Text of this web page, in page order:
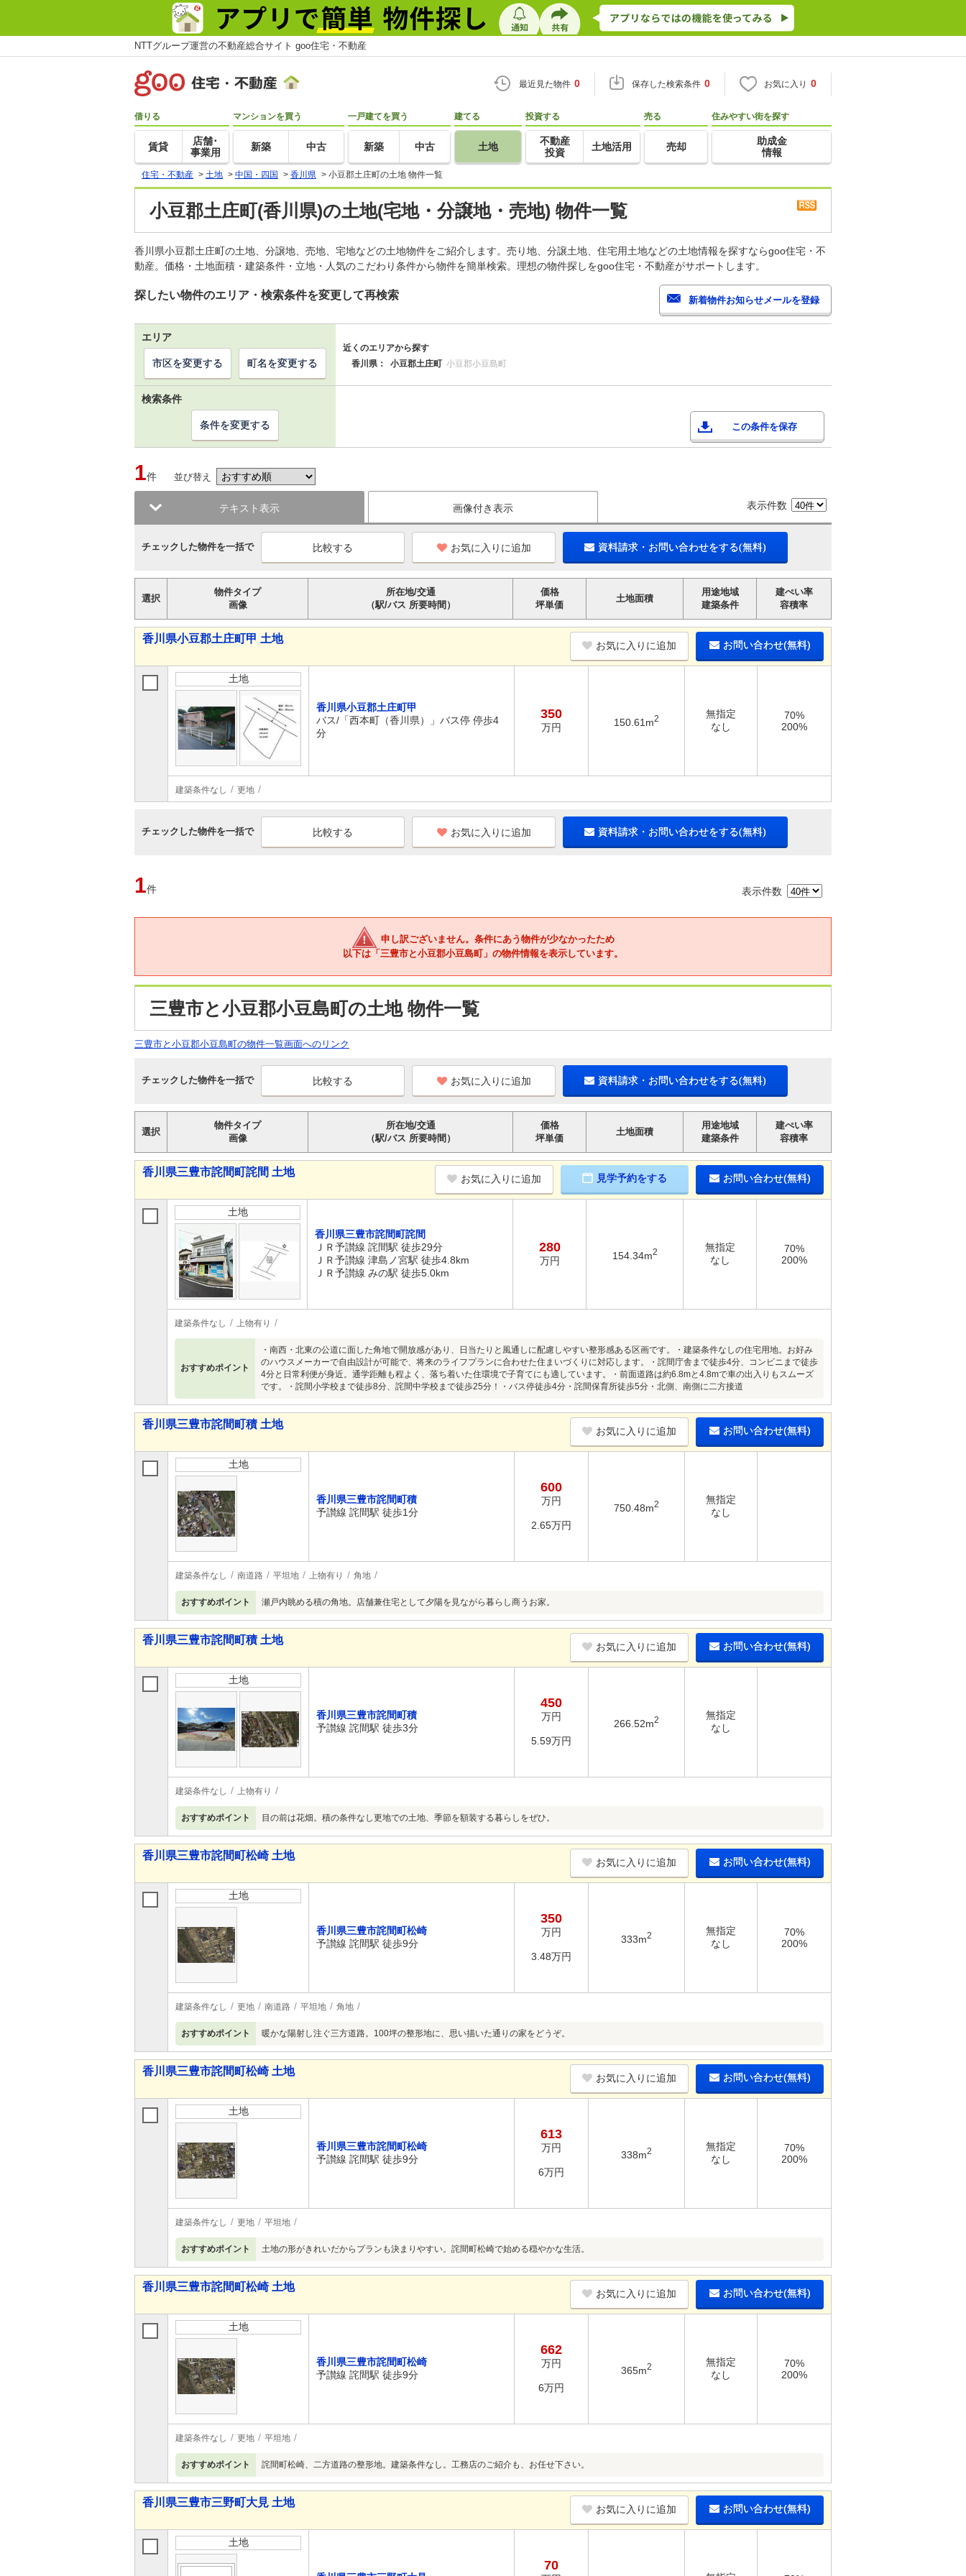
NTTグループ運営の不動産総合サイト goo住宅・不動産
最近見た物件 0 保存した検索条件 0 お気に入り 0
借りる
賃貸
店舗･
事業用
マンションを買う
新築 中古
一戸建てを買う
新築 中古
建てる
土地
投資する
不動産
投資
土地活用
売る
売却
住みやすい街を探す
助成金
情報
住宅・不動産 > 土地 > 中国・四国 > 香川県 > 小豆郡土庄町の土地 物件一覧
小豆郡土庄町(香川県)の土地(宅地・分譲地・売地) 物件一覧
香川県小豆郡土庄町の土地、分譲地、売地、宅地などの土地物件をご紹介します。売り地、分譲土地、住宅用土地などの土地情報を探すならgoo住宅・不
動産。価格・土地面積・建築条件・立地・人気のこだわり条件から物件を簡単検索。理想の物件探しをgoo住宅・不動産がサポートします。
探したい物件のエリア・検索条件を変更して再検索
エリア
近くのエリアから探す
香川県：
小豆郡土庄町 小豆郡小豆島町
市区を変更する 町名を変更する
検索条件
この条件を保存
条件を変更する
1件 並び替え
テキスト表示 画像付き表示 表示件数
チェックした物件を一括で お気に入りに追加 資料請求・お問い合わせをする(無料)
選択
物件タイプ
画像
所在地/交通
（駅/バス 所要時間）
価格
坪単価
土地面積
用途地域
建築条件
建ぺい率
容積率
香川県小豆郡土庄町甲 土地
お気に入りに追加 お問い合わせ(無料)
土地
香川県小豆郡土庄町甲
バス/「西本町（香川県）」バス停 停歩4
分
350
万円 150.61m2
無指定
なし
70%
200%
建築条件なし 更地
チェックした物件を一括で お気に入りに追加 資料請求・お問い合わせをする(無料)
1件 表示件数
申し訳ございません。条件にあう物件が少なかったため
以下は「三豊市と小豆郡小豆島町」の物件情報を表示しています。
三豊市と小豆郡小豆島町の土地 物件一覧
三豊市と小豆郡小豆島町の物件一覧画面へのリンク
チェックした物件を一括で お気に入りに追加 資料請求・お問い合わせをする(無料)
選択
物件タイプ
画像
所在地/交通
（駅/バス 所要時間）
価格
坪単価
土地面積
用途地域
建築条件
建ぺい率
容積率
香川県三豊市詫間町詫間 土地
お気に入りに追加 見学予約をする お問い合わせ(無料)
土地
香川県三豊市詫間町詫間
ＪＲ予讃線 詫間駅 徒歩29分
ＪＲ予讃線 津島ノ宮駅 徒歩4.8km
ＪＲ予讃線 みの駅 徒歩5.0km
280
万円 154.34m2
無指定
なし
70%
200%
建築条件なし 上物有り
おすすめポイント
・南西・北東の公道に面した角地で開放感があり、日当たりと風通しに配慮しやすい整形感ある区画です。・建築条件なしの住宅用地。お好み
のハウスメーカーで自由設計が可能で、将来のライフプランに合わせた住まいづくりに対応します。・詫間庁舎まで徒歩4分、コンビニまで徒歩
4分と日常利便が身近。通学距離も程よく、落ち着いた住環境で子育てにも適しています。・前面道路は約6.8mと4.8mで車の出入りもスムーズ
です。・詫間小学校まで徒歩8分、詫間中学校まで徒歩25分！・バス停徒歩4分・詫間保育所徒歩5分・北側、南側に二方接道
香川県三豊市詫間町積 土地
お気に入りに追加 お問い合わせ(無料)
土地
香川県三豊市詫間町積
予讃線 詫間駅 徒歩1分
600
万円
2.65万円
750.48m2
無指定
なし
建築条件なし 南道路 平坦地 上物有り 角地
おすすめポイント 瀬戸内眺める積の角地。店舗兼住宅として夕陽を見ながら暮らし商うお家。
香川県三豊市詫間町積 土地
お気に入りに追加 お問い合わせ(無料)
土地
香川県三豊市詫間町積
予讃線 詫間駅 徒歩3分
450
万円
5.59万円
266.52m2
無指定
なし
建築条件なし 上物有り
おすすめポイント 目の前は花畑。積の条件なし更地での土地、季節を額装する暮らしをぜひ。
香川県三豊市詫間町松崎 土地
お気に入りに追加 お問い合わせ(無料)
土地
香川県三豊市詫間町松崎
予讃線 詫間駅 徒歩9分
350
万円
3.48万円
333m2
無指定
なし
70%
200%
建築条件なし 更地 南道路 平坦地 角地
おすすめポイント 暖かな陽射し注ぐ三方道路。100坪の整形地に、思い描いた通りの家をどうぞ。
香川県三豊市詫間町松崎 土地
お気に入りに追加 お問い合わせ(無料)
土地
香川県三豊市詫間町松崎
予讃線 詫間駅 徒歩9分
613
万円
6万円
338m2
無指定
なし
70%
200%
建築条件なし 更地 平坦地
おすすめポイント 土地の形がきれいだからプランも決まりやすい。詫間町松崎で始める穏やかな生活。
香川県三豊市詫間町松崎 土地
お気に入りに追加 お問い合わせ(無料)
土地
香川県三豊市詫間町松崎
予讃線 詫間駅 徒歩9分
662
万円
6万円
365m2
無指定
なし
70%
200%
建築条件なし 更地 平坦地
おすすめポイント 詫間町松崎、二方道路の整形地。建築条件なし。工務店のご紹介も、お任せ下さい。
香川県三豊市三野町大見 土地
お気に入りに追加 お問い合わせ(無料)
土地
70